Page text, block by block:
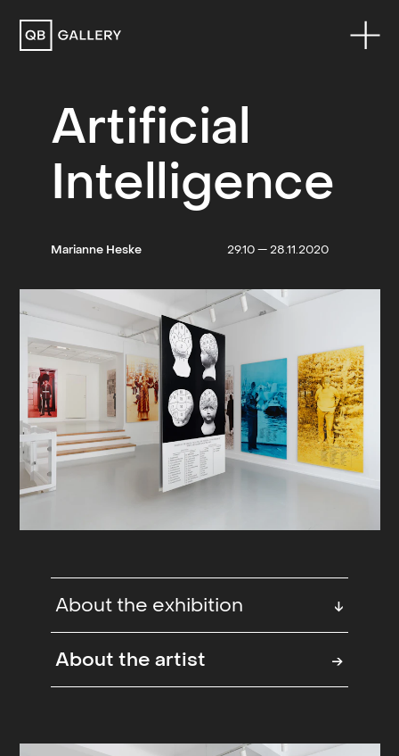
QB Gallery
Artificial
Intelligence
Marianne Heske 29.10 — 28.11.2020
About the exhibition ↓
i Marianne Heskes kunstnerskap helt
siden 1971, da hun snublet over en
loppemarked i hennes daværende
About the artist →